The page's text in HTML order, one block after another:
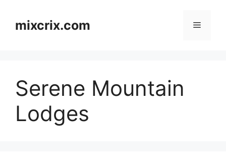
contentmixcrix.com Menu
Serene Mountain
Lodges